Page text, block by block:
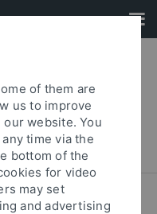
of them are
us to improve
website. You
time via the
bottom of the
for video
may set
and advertising